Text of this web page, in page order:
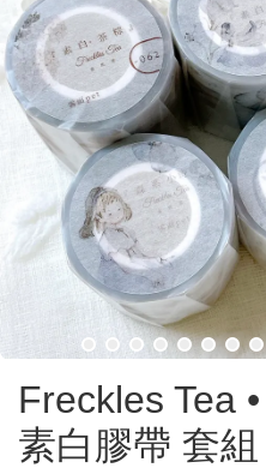
Freckles Tea
素白膠帶 套組